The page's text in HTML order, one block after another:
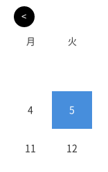
<
月 火
4 5
11 12